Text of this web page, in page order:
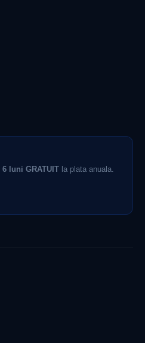
6 luni GRATUIT la plata anuala.